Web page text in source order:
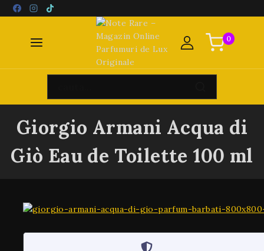
0
Giorgio Armani Acqua di
Giò Eau de Toilette 100 ml